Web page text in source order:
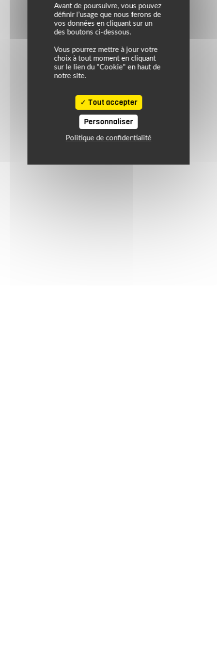
Avant de poursuivre, vous pouvez
définir l’usage que nous ferons de
vos données en cliquant sur un
des boutons ci-dessous.
Vous pourrez mettre à jour votre
choix à tout moment en cliquant
sur le lien du "Cookie" en haut de
notre site.
Tout accepter
Personnaliser
Politique de confidentialité